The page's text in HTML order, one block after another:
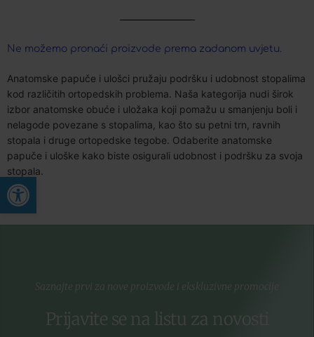
Ne možemo pronaći proizvode prema zadanom uvjetu.
Anatomske papuče i ulošci pružaju podršku i udobnost stopalima
kod različitih ortopedskih problema. Naša kategorija nudi širok
izbor anatomske obuće i uložaka koji pomažu u smanjenju boli i
nelagode povezane s stopalima, kao što su petni trn, ravnih
stopala i druge ortopedske tegobe. Odaberite anatomske
papuče i uloške kako biste osigurali udobnost i podršku za svoja
stopala.
Saznajte prvi za nove proizvode i ekskluzivne promocije
Prijavite se na listu za novosti
Open toolbar